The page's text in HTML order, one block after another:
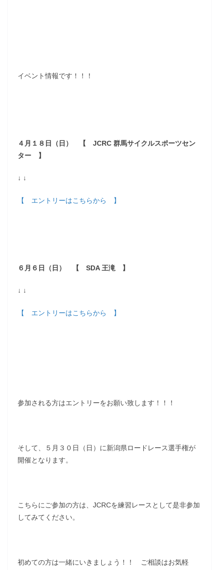
イベント情報です！！！
４月１８日（日） 【 JCRC 群馬サイクルスポーツセン
ター 】
↓ ↓
【 エントリーはこちらから 】
６月６日（日） 【 SDA 王滝 】
↓ ↓
【 エントリーはこちらから 】
参加される方はエントリーをお願い致します！！！
そして、５月３０日（日）に新潟県ロードレース選手権が
開催となります。
こちらにご参加の方は、JCRCを練習レースとして是非参加
してみてください。
初めての方は一緒にいきましょう！！ ご相談はお気軽